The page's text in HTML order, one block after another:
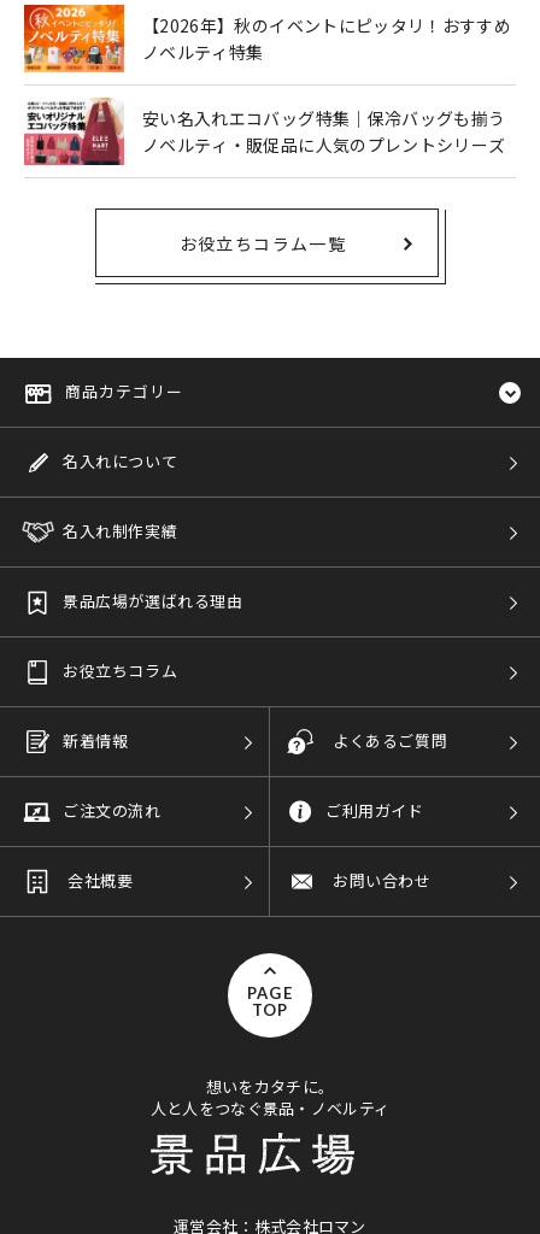
【2026年】秋のイベントにピッタリ！おすすめ
ノベルティ特集
安い名入れエコバッグ特集｜保冷バッグも揃う
ノベルティ・販促品に人気のプレントシリーズ
お役立ちコラム一覧
商品カテゴリー
名入れについて
名入れ制作実績
景品広場が選ばれる理由
お役立ちコラム
新着情報 よくあるご質問
ご注文の流れ ご利用ガイド
会社概要 お問い合わせ
PAGE
TOP
想いをカタチに。
人と人をつなぐ景品・ノベルティ
運営会社：株式会社ロマン